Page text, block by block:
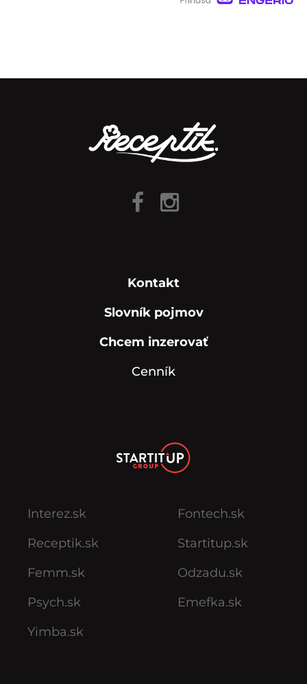
Kontakt
Slovník pojmov
Chcem inzerovať
Cenník
Interez.sk
Receptik.sk
Femm.sk
Psych.sk
Yimba.sk
Fontech.sk
Startitup.sk
Odzadu.sk
Emefka.sk